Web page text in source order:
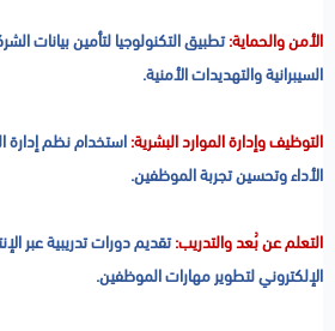
الأمن والحماية:تطبيق التكنولوجيا لتأمين بيانات
السيبرانية والتهديدات الأمنية.
التوظيف وإدارة الموارد البشرية:استخدام نظم إدارة
الأداء وتحسين تجربة الموظفين.
التعلم عن بُعد والتدريب:تقديم دورات تدريبية عبر
الإلكتروني لتطوير مهارات الموظفين.